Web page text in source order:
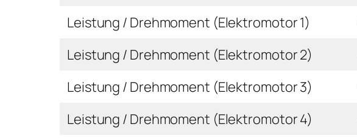
Leistung / Drehmoment (Elektromotor 1)
Leistung / Drehmoment (Elektromotor 2)
Leistung / Drehmoment (Elektromotor 3)
Leistung / Drehmoment (Elektromotor 4)